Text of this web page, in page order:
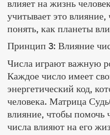
влияет на жизнь
учитывает это
понять, как планеты
Принцип 3: Влияние
Числа играют важную
Каждое число имеет
энергетический код,
человека. Матрица
влияние, чтобы помочь
числа влияют на его